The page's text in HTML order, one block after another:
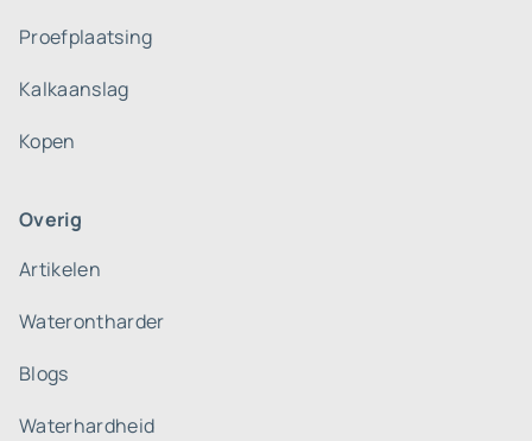
Proefplaatsing
Kalkaanslag
Kopen
Overig
Artikelen
Waterontharder
Blogs
Waterhardheid